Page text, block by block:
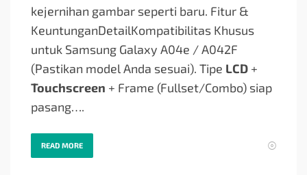
kejernihan gambar seperti baru. Fitur &
KeuntunganDetailKompatibilitas Khusus
untuk Samsung Galaxy A04e / A042F
(Pastikan model Anda sesuai). Tipe LCD +
Touchscreen + Frame (Fullset/Combo) siap
pasang….
READ MORE